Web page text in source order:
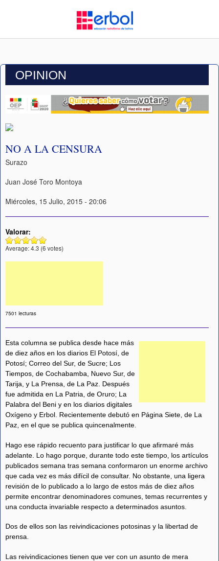
OPINION
NO A LA CENSURA
Surazo
Juan José Toro Montoya
Miércoles, 15 Julio, 2015 - 20:06
Valorar:
Average:4.3 (6 votes)
7501 lecturas
Esta columna se publica desde hace más
de diez años en los diarios El Potosí, de
Potosí; Correo del Sur, de Sucre; Los
Tiempos, de Cochabamba, Nuevo Sur, de
Tarija, y La Prensa, de La Paz. Después
fue admitida en La Patria, de Oruro; La
Palabra del Beni y en los diarios digitales
Oxígeno y Erbol. Recientemente debutó en Página Siete, de La
Paz, en el que se publica quincenalmente.
Hago ese rápido recuento para justificar lo que afirmaré más
adelante. Lo hago porque, durante todo este tiempo, los artículos
publicados semana tras semana conformaron un enorme archivo
que cada vez es más difícil de consultar. No obstante, una ligera
revisión de lo publicado a lo largo de estos más de diez años
permite encontrar denominadores comunes, temas recurrentes y
una conducta invariable respecto a determinados asuntos.
Dos de ellos son las reivindicaciones potosinas y la libertad de
prensa.
Las reivindicaciones tienen que ver con un asunto de mera